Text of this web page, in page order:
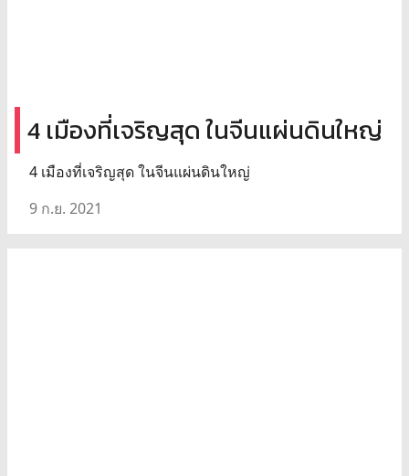
4 เมืองที่เจริญสุด ในจีนแผ่นดินใหญ่
4 เมืองที่เจริญสุด ในจีนแผ่นดินใหญ่
9 ก.ย. 2021